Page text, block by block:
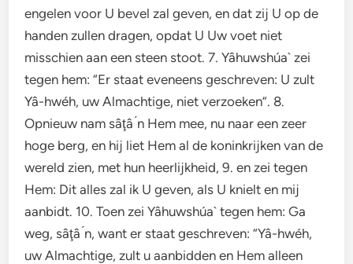
engelen voor U bevel zal geven, en dat zij U op de
handen zullen dragen, opdat U Uw voet niet
misschien aan een steen stoot. 7. Yâhuwshúa` zei
tegen hem: “Er staat eveneens geschreven: U zult
Yâ-hwéh, uw Almachtige, niet verzoeken”. 8.
Opnieuw nam sâţâ ́n Hem mee, nu naar een zeer
hoge berg, en hij liet Hem al de koninkrijken van de
wereld zien, met hun heerlijkheid, 9. en zei tegen
Hem: Dit alles zal ik U geven, als U knielt en mij
aanbidt. 10. Toen zei Yâhuwshúa` tegen hem: Ga
weg, sâţâ ́n, want er staat geschreven: “Yâ-hwéh,
uw Almachtige, zult u aanbidden en Hem alleen